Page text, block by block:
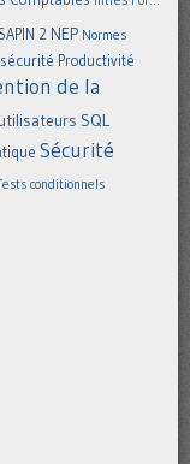
2 NEP Normes
Productivité
de la
SQL
Sécurité
conditionnels